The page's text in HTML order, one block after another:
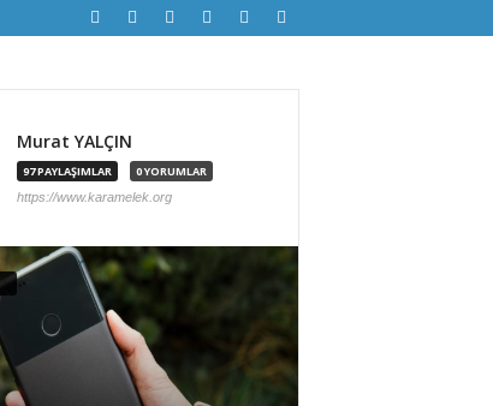
Murat YALÇIN
97 PAYLAŞIMLAR 0 YORUMLAR
https://www.karamelek.org